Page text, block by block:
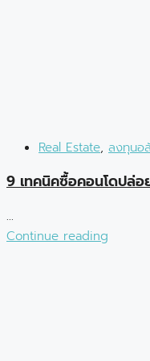
Real Estate, ลงทุนอ
9 เทคนิคซื้อคอนโดปล่อย
...
Continue reading